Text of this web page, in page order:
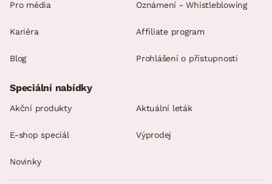
Pro média
Kariéra
Blog
Oznámení - Whistleblowing
Affiliate program
Prohlášení o přístupnosti
Speciální nabídky
Akční produkty Aktuální leták
E-shop speciál Výprodej
Novinky